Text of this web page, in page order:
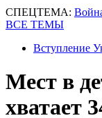
СПЕЦТЕМА:
ВСЕ ТЕМЫ
Вступление
Мест в
хватает